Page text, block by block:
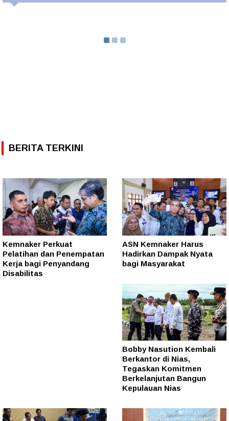
BERITA TERKINI
Kemnaker Perkuat
Pelatihan dan Penempatan
Kerja bagi Penyandang
Disabilitas
ASN Kemnaker Harus
Hadirkan Dampak Nyata
bagi Masyarakat
Bobby Nasution Kembali
Berkantor di Nias,
Tegaskan Komitmen
Berkelanjutan Bangun
Kepulauan Nias